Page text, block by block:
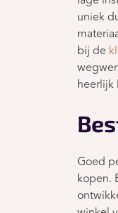
uniek
bij de
heerlijk
Goed
kopen.